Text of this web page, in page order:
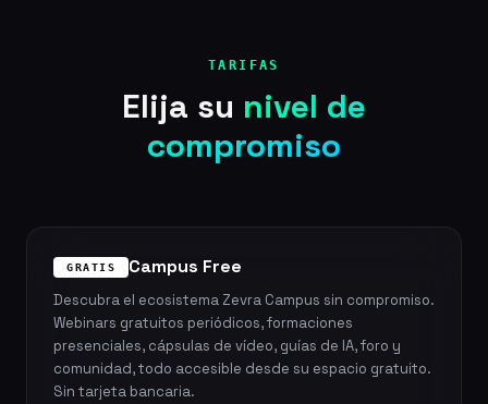
TARIFAS
Elija su nivel de
compromiso
GRATIS Campus Free
Descubra el ecosistema Zevra Campus sin compromiso.
Webinars gratuitos periódicos, formaciones
presenciales, cápsulas de vídeo, guías de IA, foro y
comunidad, todo accesible desde su espacio gratuito.
Sin tarjeta bancaria.